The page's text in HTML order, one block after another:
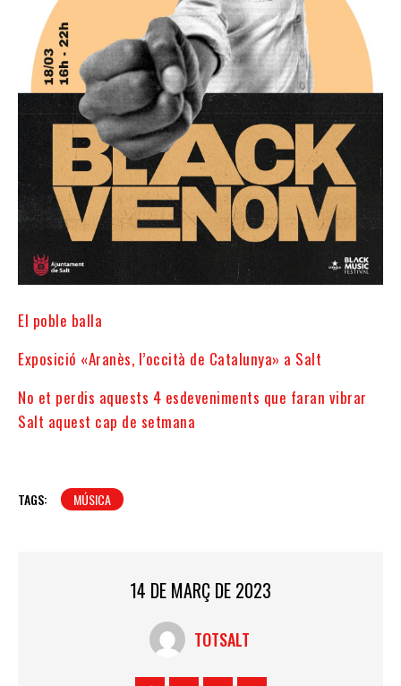
El poble balla
Exposició «Aranès, l’occità de Catalunya» a Salt
No et perdis aquests 4 esdeveniments que faran vibrar
Salt aquest cap de setmana
TAGS: MÚSICA
14 DE MARÇ DE 2023
TOTSALT